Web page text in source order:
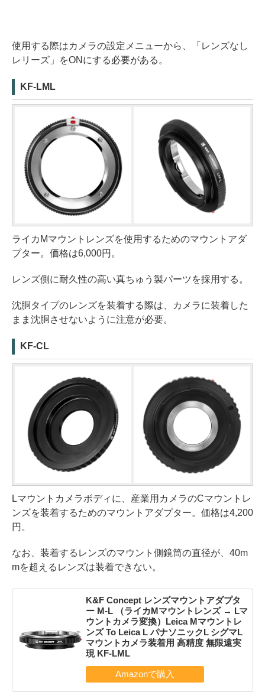
使用する際はカメラの設定メニューから、「レンズなし
レリーズ」をONにする必要がある。
KF-LML
ライカMマウントレンズを使用するためのマウントアダ
プター。価格は6,000円。
レンズ側に耐久性の高い真ちゅう製パーツを採用する。
沈胴タイプのレンズを装着する際は、カメラに装着した
まま沈胴させないように注意が必要。
KF-CL
Lマウントカメラボディに、産業用カメラのCマウントレ
ンズを装着するためのマウントアダプター。価格は4,200
円。
なお、装着するレンズのマウント側鏡筒の直径が、40m
mを超えるレンズは装着できない。
K&F Concept レンズマウントアダプタ
ー M-L （ライカMマウントレンズ → Lマ
ウントカメラ変換）Leica Mマウントレ
ンズ To Leica L パナソニックL シグマL
マウントカメラ装着用 高精度 無限遠実
現 KF-LML